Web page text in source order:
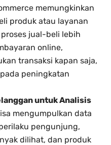
memungkinkan
produk atau layanan
jual-beli lebih
online,
transaksi kapan saja,
peningkatan
untuk Analisis
mengumpulkan data
pengunjung,
dilihat, dan produk